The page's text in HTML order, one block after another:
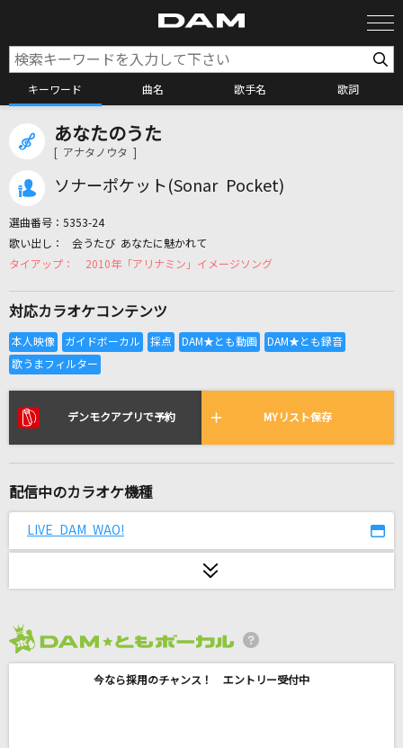
キーワード 曲名 歌手名 歌詞
カラオケ検索
カラオケ店舗検索
カラオケリクエスト
リアルタイムで歌われている曲の一覧
1HOLE
BUMP OF CHICKEN
[生音]Chase the world(May'n Special Concer
t 2013「MIC-A-MANIA」@BUDOKAN)
May'n
怪獣の花唄
あなたのうた
[ アナタノウタ ]
ソナーポケット(Sonar Pocket)
選曲番号： 5353-24
会うたび あなたに魅かれて
2010年「アリナミン」イメージソング
対応カラオケコンテンツ
デンモクアプリで予約 MYリスト保存
配信中のカラオケ機種
LIVE DAM WAO!
今なら採用のチャンス！ エントリー受付中